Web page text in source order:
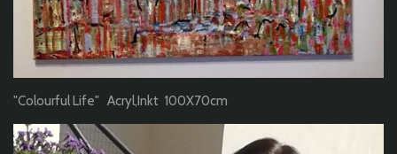
"Colourful Life" Acryl,Inkt 100X70cm